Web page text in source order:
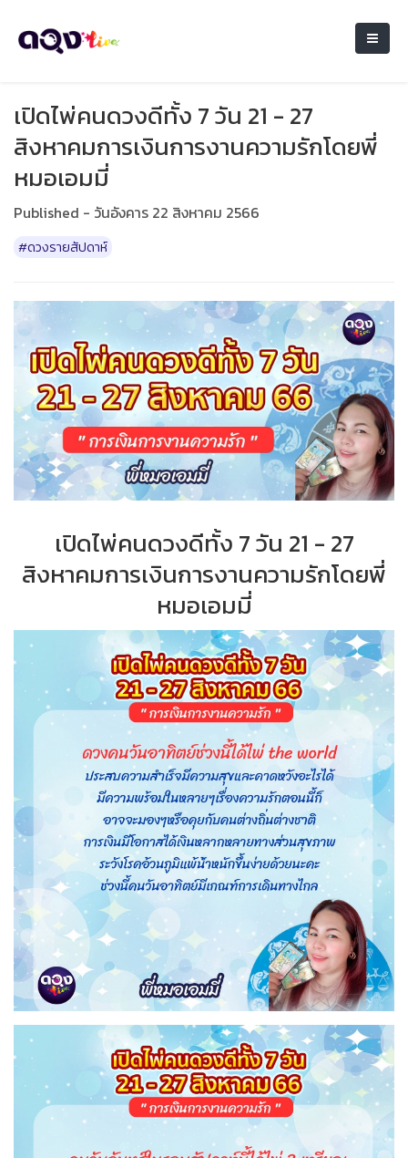
เปิดไพ่คนดวงดีทั้ง 7 วัน 21 - 27
สิงหาคมการเงินการงานความรักโดยพี่
หมอเอมมี่
Published - วันอังคาร 22 สิงหาคม 2566
#ดวงรายสัปดาห์
เปิดไพ่คนดวงดีทั้ง 7 วัน 21 - 27
สิงหาคมการเงินการงานความรักโดยพี่
หมอเอมมี่